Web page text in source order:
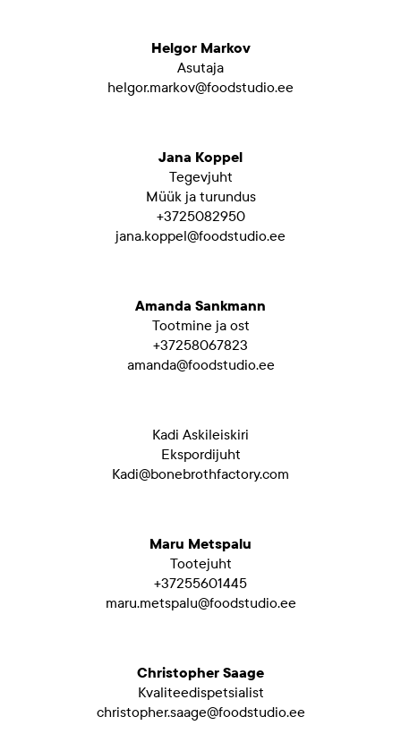
Helgor Markov
Asutaja
helgor.markov@foodstudio.ee
Jana Koppel
Tegevjuht
Müük ja turundus
+3725082950
jana.koppel@foodstudio.ee
Amanda Sankmann
Tootmine ja ost
+37258067823
amanda@foodstudio.ee
Kadi Askileiskiri
Ekspordijuht
Kadi@bonebrothfactory.com
Maru Metspalu
Tootejuht
+37255601445
maru.metspalu@foodstudio.ee
Christopher Saage
Kvaliteedispetsialist
christopher.saage@foodstudio.ee